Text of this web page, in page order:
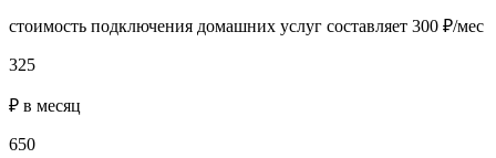
стоимость подключения домашних услуг составляет 300 ₽/мес
325
₽ в месяц
650